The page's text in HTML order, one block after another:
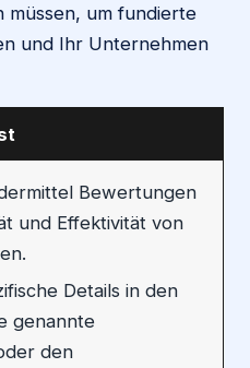
müssen, um fundierte
und Ihr Unternehmen
Bewertungen
und Effektivität von
Details in den
genannte
den